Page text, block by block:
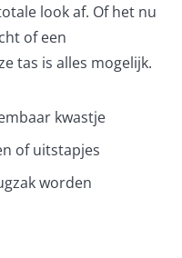
look af. Of het nu
of een
tas is alles mogelijk.
kwastje
of uitstapjes
worden